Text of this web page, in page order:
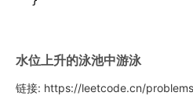
水位上升的泳池中游泳
链接: https://leetcode.cn/